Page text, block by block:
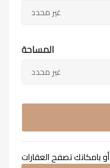
غير محدد
المساحة
غير محدد
أو بامكانك تصفح العقارات